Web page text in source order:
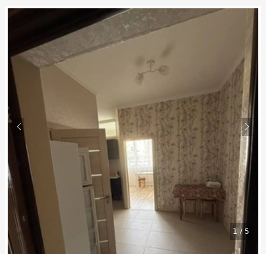
1 / 5